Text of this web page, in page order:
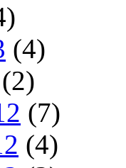
(4)
(2)
(7)
(4)